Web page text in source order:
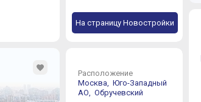
На страницу Новостройки
Расположение
Москва,
Юго-Западный
АО,
Обручевский